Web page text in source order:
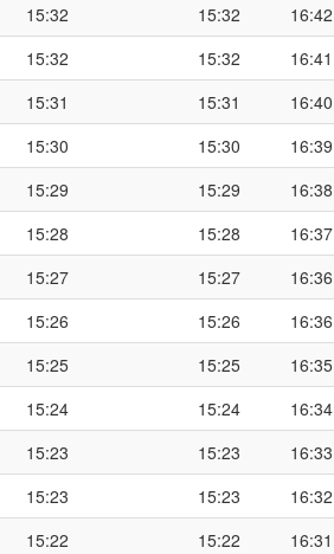
15:32 15:32
16:42
15:32 15:32
16:41
15:31 15:31
16:40
15:30 15:30
16:39
15:29 15:29
16:38
15:28 15:28
16:37
15:27 15:27
16:36
15:26 15:26
16:36
15:25 15:25
16:35
15:24 15:24
16:34
15:23 15:23
16:33
15:23 15:23
16:32
15:22 15:22
16:31